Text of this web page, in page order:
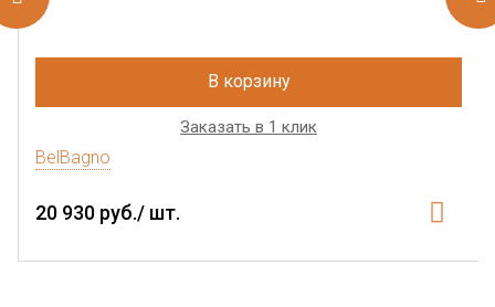
В корзину
Заказать в 1 клик
BelBagno
20 930 руб./ шт.